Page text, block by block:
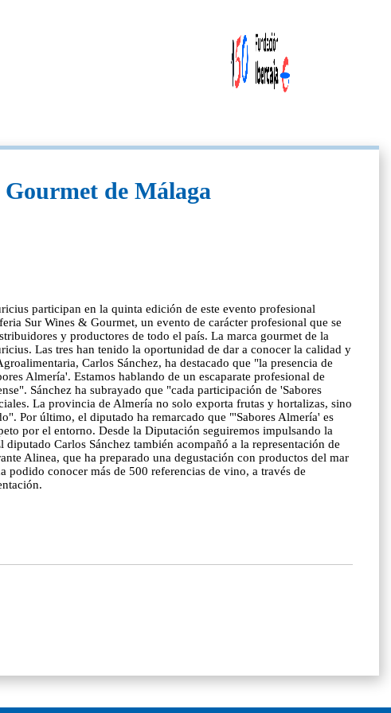
de Málaga
participan en la quinta edición de este evento profesional
Sur Wines & Gourmet, un evento de carácter profesional que se
y productores de todo el país. La marca gourmet de la
Las tres han tenido la oportunidad de dar a conocer la calidad y
Carlos Sánchez, ha destacado que "la presencia de
Almería'. Estamos hablando de un escaparate profesional de
Sánchez ha subrayado que "cada participación de 'Sabores
La provincia de Almería no solo exporta frutas y hortalizas, sino
Por último, el diputado ha remarcado que "'Sabores Almería' es
por el entorno. Desde la Diputación seguiremos impulsando la
Carlos Sánchez también acompañó a la representación de
Alinea, que ha preparado una degustación con productos del mar
conocer más de 500 referencias de vino, a través de